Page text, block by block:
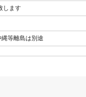
します
等離島は別途